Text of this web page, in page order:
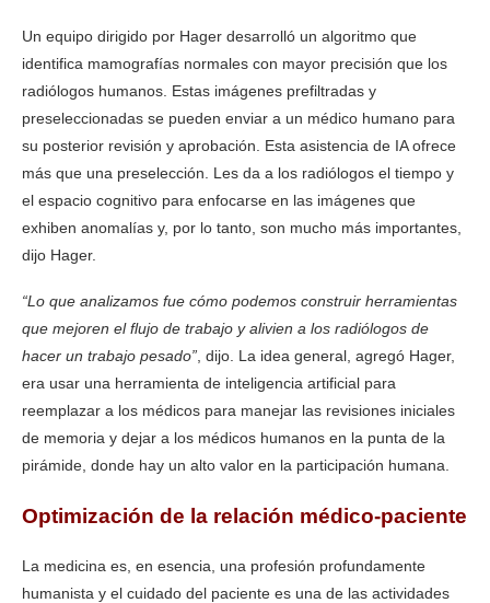
Un equipo dirigido por Hager desarrolló un algoritmo que
identifica mamografías normales con mayor precisión que los
radiólogos humanos. Estas imágenes prefiltradas y
preseleccionadas se pueden enviar a un médico humano para
su posterior revisión y aprobación. Esta asistencia de IA ofrece
más que una preselección. Les da a los radiólogos el tiempo y
el espacio cognitivo para enfocarse en las imágenes que
exhiben anomalías y, por lo tanto, son mucho más importantes,
dijo Hager.
“Lo que analizamos fue cómo podemos construir herramientas
que mejoren el flujo de trabajo y alivien a los radiólogos de
hacer un trabajo pesado” , dijo. La idea general, agregó Hager,
era usar una herramienta de inteligencia artificial para
reemplazar a los médicos para manejar las revisiones iniciales
de memoria y dejar a los médicos humanos en la punta de la
pirámide, donde hay un alto valor en la participación humana.
Optimización de la relación médico-paciente
La medicina es, en esencia, una profesión profundamente
humanista y el cuidado del paciente es una de las actividades